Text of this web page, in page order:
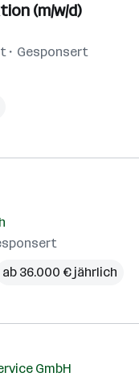
(m/w/d)
Gesponsert
ab 36.000 € jährlich
GmbH